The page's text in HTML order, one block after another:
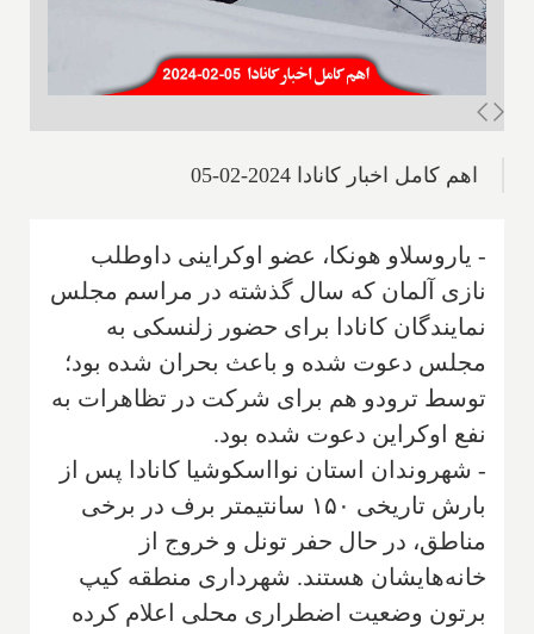
اهم کامل اخبار کانادا 2024-02-05
- یاروسلاو هونکا، عضو اوکراینی داوطلب
نازی آلمان که سال گذشته در مراسم مجلس
نمایندگان کانادا برای حضور زلنسکی به
مجلس دعوت شده و باعث بحران شده بود؛
توسط ترودو هم برای شرکت در تظاهرات به
نفع اوکراین دعوت شده بود.
- شهروندان استان نوااسکوشیا کانادا پس از
بارش تاریخی ۱۵۰ سانتیمتر برف در برخی
مناطق، در حال حفر تونل و خروج از
خانه‌هایشان هستند. شهرداری منطقه کیپ
برتون وضعیت اضطراری محلی اعلام کرده